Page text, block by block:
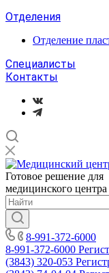
Отделения
Отделение
Специалисты
Контакты
Готовое решение для
медицинского центра
8-991-372-6000
8-991-372-6000
(3843) 320-053